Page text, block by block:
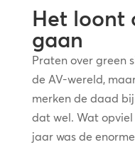
Het loont
gaan
Praten over green
de AV-wereld,
merken de daad
dat wel. Wat
jaar was de